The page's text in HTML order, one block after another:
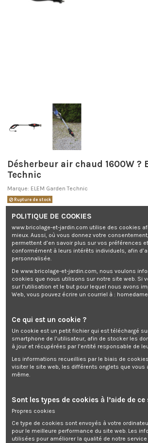
Désherbeur air chaud 1600W ?
Technic
Marque: ELEM Garden Technic
Rupture de stock
TTC
Désherbeur air chaud 1600W ? Ele
Enim quis fugiat consequat elit minim nisi eu
deserunt aliquip nisi ex deserunt.
POLITIQUE DE COOKIES
www.bricolage-et-jardin.com utilise des cookies
mieux. Aussi, où vous donnez votre
permettent d’en savoir plus sur vos préférences
conformément à leurs intérêts individuels, afin
personnalisée.
De www.bricolage-et-jardin.com, nous voulons
cookies que nous utilisons sur notre site web. Si
sur l’utilisation et le but pour lequel nous avons
Web, vous pouvez écrire un courriel à :
Ce qui est un cookie ?
Un cookie est un petit fichier qui est téléchargé
smartphone de l’utilisateur, afin de stocker les
à jour et récupérées par l’entité responsable de
Les informations recueillies par le biais de
visiter le site web, les différents onglets que
même.
Sont les types de cookies à l’aide de ce
Propres cookies
Ce type de cookies sont envoyés à votre
pour le meilleure performance du site web. Les
utilisées pour améliorer la qualité de notre